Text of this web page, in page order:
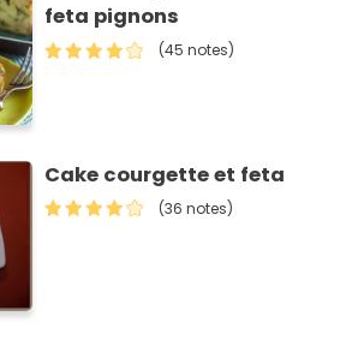
feta pignons
(45 notes)
Cake courgette et feta
(36 notes)